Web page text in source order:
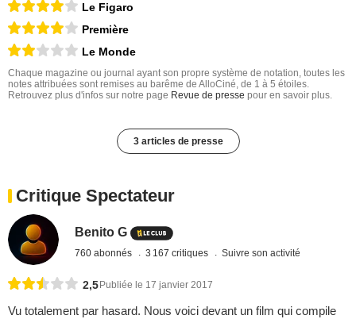
Le Figaro
Première
Le Monde
Chaque magazine ou journal ayant son propre système de notation, toutes les
notes attribuées sont remises au barême de AlloCiné, de 1 à 5 étoiles.
Retrouvez plus d'infos sur notre page Revue de presse pour en savoir plus.
3 articles de presse
Critique Spectateur
Benito G
760 abonnés 3 167 critiques Suivre son activité
2,5 Publiée le 17 janvier 2017
Vu totalement par hasard. Nous voici devant un film qui compile